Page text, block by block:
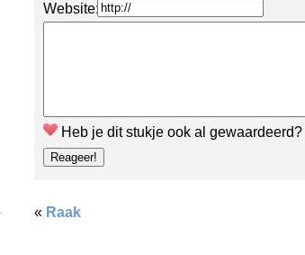
Website:
Heb je dit stukje ook al gewaardeerd?
« Raak